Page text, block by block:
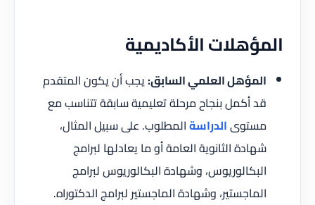
المؤهلات الأكاديمية
المؤهل العلمي السابق:يجب أن يكون المتقدم
قد أكمل بنجاح مرحلة تعليمية سابقة تتناسب مع
مستوىالدراسةالمطلوب. على سبيل المثال،
شهادة الثانوية العامة أو ما يعادلها لبرامج
البكالوريوس، وشهادة البكالوريوس لبرامج
الماجستير، وشهادة الماجستير لبرامج الدكتوراه.